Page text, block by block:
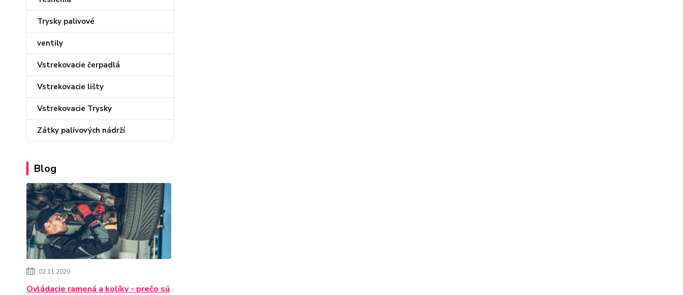
Trysky palivové
ventily
Vstrekovacie čerpadlá
Vstrekovacie lišty
Vstrekovacie Trysky
Zátky palivových nádrží
Blog
02.11.2020
Ovládacie ramená a kolíky - prečo sú